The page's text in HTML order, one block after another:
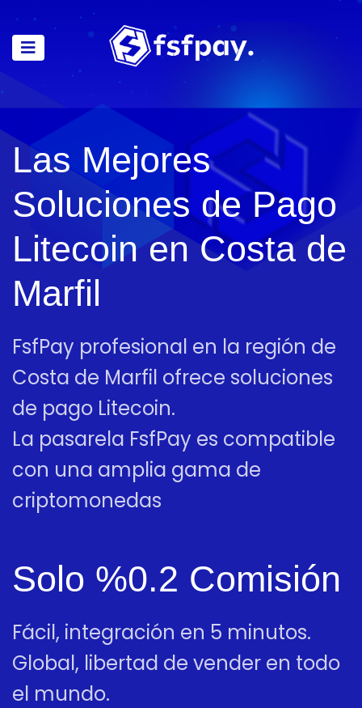
Las Mejores
Soluciones de Pago
Litecoin en Costa de
Marfil
FsfPay profesional en la región de
Costa de Marfil ofrece soluciones
de pago Litecoin.
La pasarela FsfPay es compatible
con una amplia gama de
criptomonedas
Solo %0.2 Comisión
Fácil, integración en 5 minutos.
Global, libertad de vender en todo
el mundo.